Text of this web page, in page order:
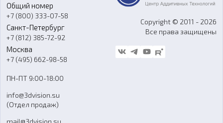
Программное обеспечение
Ремонт и услуги
О компании
Контакты
Гос. закупки
Стать дилером
Блог
FAQ
Общий номер
+7 (800) 333-07-58
Санкт-Петербург
+7 (812) 385-72-92
Москва
+7 (495) 662-98-58
ПН-ПТ 9:00-18:00
info@3dvision.su
(Отдел продаж)
Copyright © 2011 - 2026
Все права защищены